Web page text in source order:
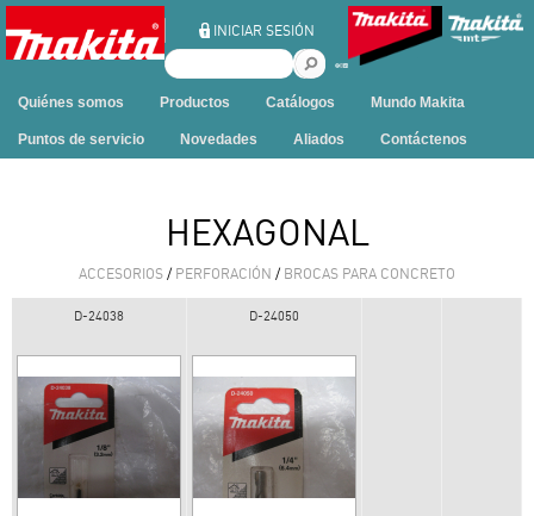
INICIAR SESIÓN
B
s
a
n
s
s
i
i
HEXAGONAL
ACCESORIOS / PERFORACIÓN / BROCAS PARA CONCRETO
D-24038 D-24050
Quiénes somos Productos Catálogos Mundo Makita
Puntos de servicio Novedades Aliados Contáctenos